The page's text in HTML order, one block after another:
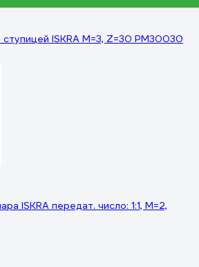
ISKRA M=3, Z=30 PM30030
ISKRA передат. число: 1:1, M=2,